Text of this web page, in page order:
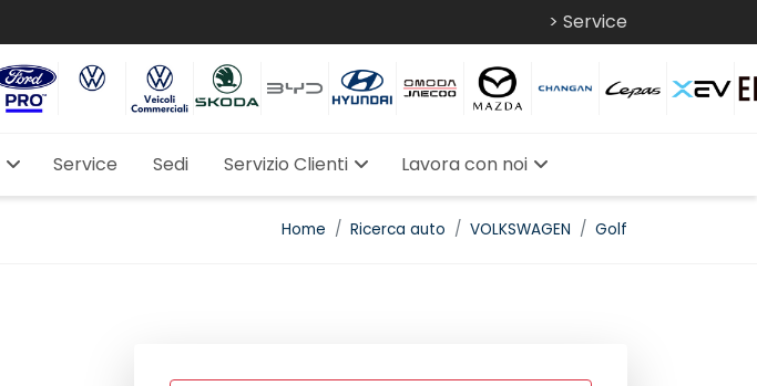
> Service
Service Sedi Servizio Clienti Lavora con noi
Home Ricerca auto VOLKSWAGEN Golf